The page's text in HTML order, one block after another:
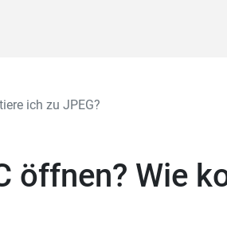
ich zu JPEG?
öffnen? Wie